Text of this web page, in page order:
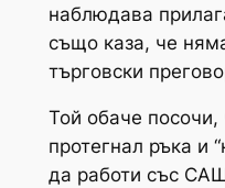
наблюдава
също каза, че
търговски
Той обаче посочи,
протегнал ръка и
да работи със САЩ